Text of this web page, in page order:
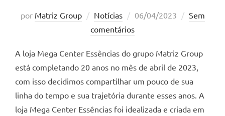
por Matriz Group Notícias
Postado
em
06/04/2023
Sem
comentários
A loja Mega Center Essências do grupo Matriz Group
está completando 20 anos no mês de abril de 2023,
com isso decidimos compartilhar um pouco de sua
linha do tempo e sua trajetória durante esses anos. A
loja Mega Center Essências foi idealizada e criada em